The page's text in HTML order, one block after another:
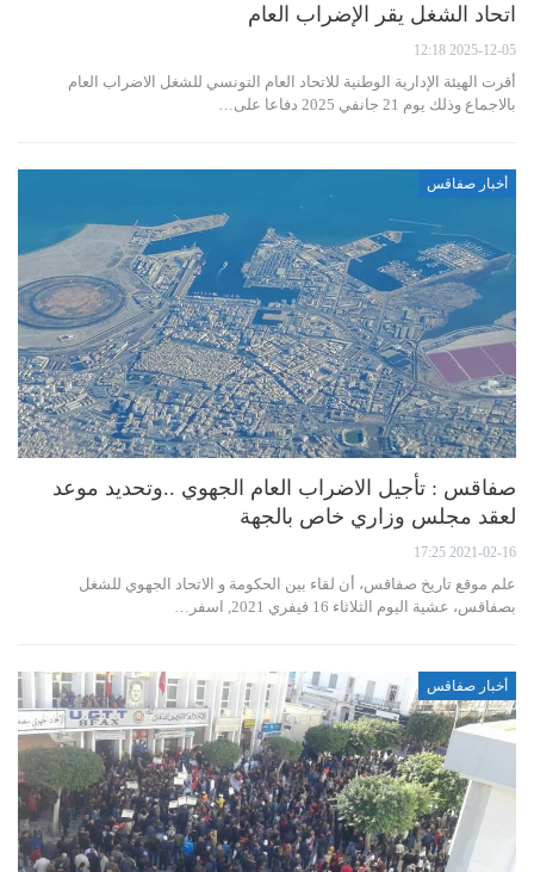
اتحاد الشغل يقر الإضراب العام
2025-12-05 12:18
أقرت الهيئة الإدارية الوطنية للاتحاد العام التونسي للشغل الاضراب العام
بالاجماع وذلك يوم 21 جانفي 2025 دفاعا على…
أخبار صفاقس
صفاقس : تأجيل الاضراب العام الجهوي ..وتحديد موعد
لعقد مجلس وزاري خاص بالجهة
2021-02-16 17:25
علم موقع تاريخ صفاقس، أن لقاء بين الحكومة و الاتحاد الجهوي للشغل
بصفاقس، عشية اليوم الثلاثاء 16 فيفري 2021, اسفر…
أخبار صفاقس